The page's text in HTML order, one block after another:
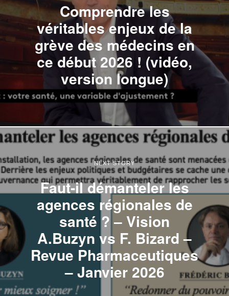
Comprendre les
véritables enjeux de la
grève des médecins en
ce début 2026 ! (vidéo,
version longue)
NEXT STORY
Faut-il démanteler les
agences régionales de
santé ? – Vision
A.Buzyn vs F. Bizard –
Revue Pharmaceutiques
– Janvier 2026